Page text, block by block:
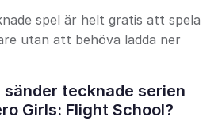
spel är helt gratis att spela
utan att behöva ladda ner
tecknade serien
Girls: Flight School?